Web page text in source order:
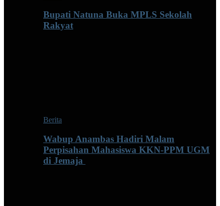
Bupati Natuna Buka MPLS Sekolah
Rakyat
Berita
Wabup Anambas Hadiri Malam
Perpisahan Mahasiswa KKN-PPM UGM
di Jemaja ‎